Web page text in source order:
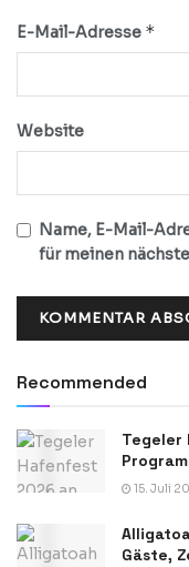
E-Mail-Adresse *
Website
Name, E-Mail-
für meinen
Recommended
Tegeler
15. Juli
Gäste,